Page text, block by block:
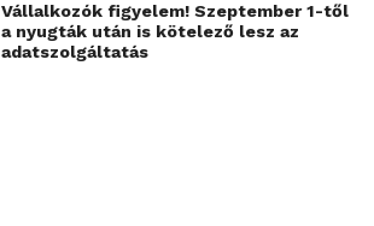
Vállalkozók figyelem! Szeptember 1-től
a nyugták után is kötelező lesz az
adatszolgáltatás